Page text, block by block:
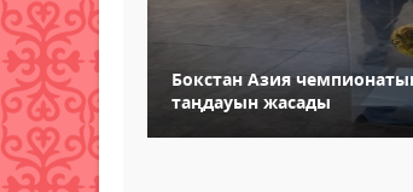
Бокстан Азия
таңдауын жасады